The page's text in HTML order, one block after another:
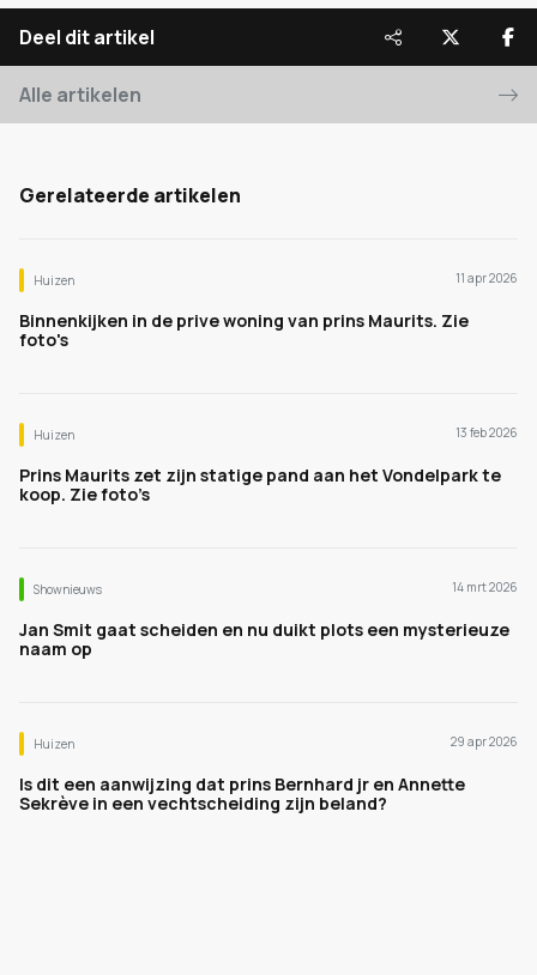
Deel dit artikel
Alle artikelen
Gerelateerde artikelen
Huizen 11 apr 2026
Binnenkijken in de prive woning van prins Maurits. Zie
foto's
Huizen 13 feb 2026
Prins Maurits zet zijn statige pand aan het Vondelpark te
koop. Zie foto’s
Shownieuws 14 mrt 2026
Jan Smit gaat scheiden en nu duikt plots een mysterieuze
naam op
Huizen 29 apr 2026
Is dit een aanwijzing dat prins Bernhard jr en Annette
Sekrève in een vechtscheiding zijn beland?